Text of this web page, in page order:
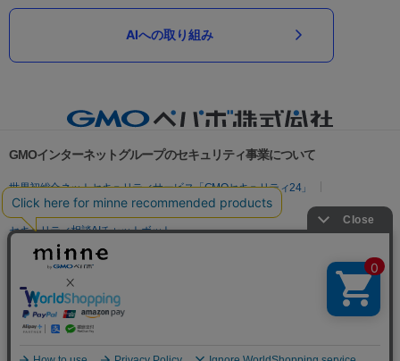
AIへの取り組み
GMOインターネットグループのセキュリティ事業について
世界初総合ネットセキュリティサービス「GMOセキュリティ24」
パスワード漏洩診断
Webサイトリスク診断
セキュリティ相談AIチャットボット
実在証明・盗聴対策
サイバー攻撃対策（GMO Flatt Security）
セキュリティ事業の軌跡